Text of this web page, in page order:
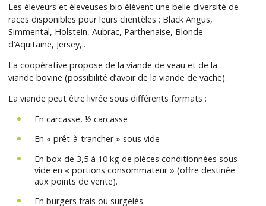
Les éleveurs et éleveuses bio élèvent une belle diversité de
races disponibles pour leurs clientèles : Black Angus,
Simmental, Holstein, Aubrac, Parthenaise, Blonde
d’Aquitaine, Jersey,..
La coopérative propose de la viande de veau et de la
viande bovine (possibilité d’avoir de la viande de vache).
La viande peut être livrée sous différents formats :
En carcasse, ½ carcasse
En « prêt-à-trancher » sous vide
En box de 3,5 à 10 kg de pièces conditionnées sous
vide en « portions consommateur » (offre destinée
aux points de vente).
En burgers frais ou surgelés